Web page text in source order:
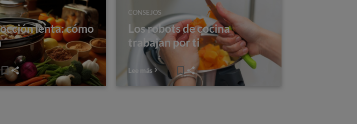
lenta: cómo
CONSEJOS
Los robots de cocina
trabajan por ti
Lee más